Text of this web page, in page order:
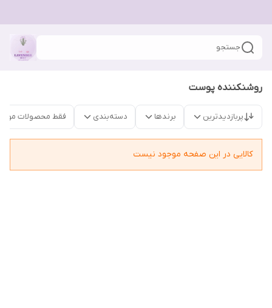
جستجو
روشنکننده پوست
پربازدیدترین برندها دسته‌بندی فقط محصولات
کالایی در این صفحه موجود نیست